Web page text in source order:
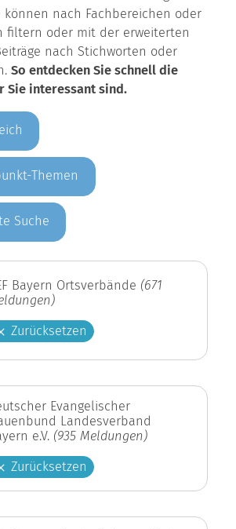
können nach Fachbereichen oder
filtern oder mit der erweiterten
nach Stichworten oder
So entdecken Sie schnell die
Sie interessant sind.
Themen
Suche
Bayern Ortsverbände (671
Zurücksetzen
Evangelischer
Landesverband
e.V. (935 Meldungen)
Zurücksetzen